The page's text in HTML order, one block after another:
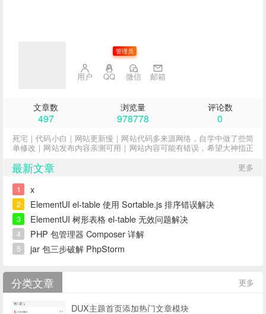
管理员
用户 QQ 微信 邮箱
文章数
497
浏览量
978778
评论数
0
死宅｜代码小白｜网站更新慢｜网站代码多来源网络，自学中做了些简
单修改｜网站发布内容亲测可用｜网站内容可能有错误，希望大神指正
更多
最新文章
1 x
2 ElementUI el-table 使用 Sortable.js 排序错误解决
3 ElementUI 树形表格 el-table 无效问题解决
4 PHP 包管理器 Composer 详解
5 jar 包三步破解 PhpStorm
更多
分类文章
DUX主题首页添加热门文章模块